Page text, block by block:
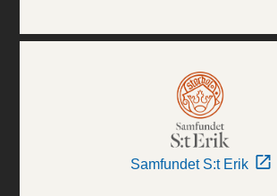
Samfundet S:t Erik